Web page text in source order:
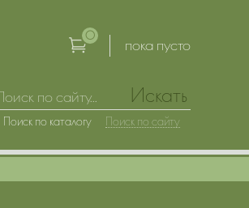
0
пока пусто
Искать
Поиск по каталогу Поиск по сайту